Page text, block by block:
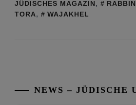
JÜDISCHES MAGAZIN,
TORA, WAJAKHEL
NEWS – JÜDISCHE